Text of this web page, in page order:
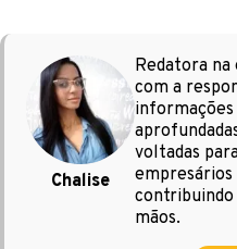
Chalise
Redatora na
com a
informações
voltadas
empresários
contribuindo
mãos.